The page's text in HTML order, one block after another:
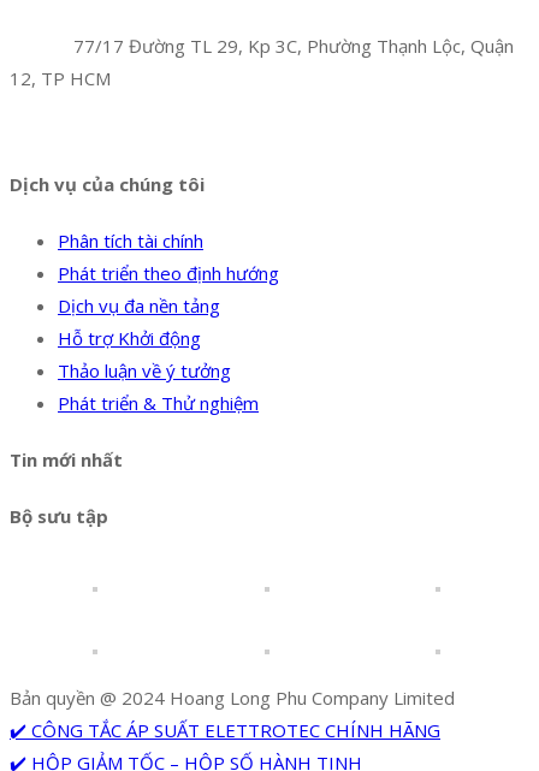
77/17 Đường TL 29, Kp 3C, Phường Thạnh Lộc, Quận
12, TP HCM
Dịch vụ của chúng tôi
Phân tích tài chính
Phát triển theo định hướng
Dịch vụ đa nền tảng
Hỗ trợ Khởi động
Thảo luận về ý tưởng
Phát triển & Thử nghiệm
Tin mới nhất
Bộ sưu tập
Bản quyền @ 2024 Hoang Long Phu Company Limited
✔️ CÔNG TẮC ÁP SUẤT ELETTROTEC CHÍNH HÃNG
✔️ HỘP GIẢM TỐC – HỘP SỐ HÀNH TINH